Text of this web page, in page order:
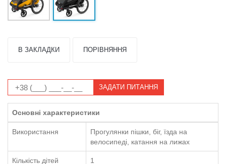
В ЗАКЛАДКИ ПОРІВНЯННЯ
ЗАДАТИ ПИТАННЯ
Основні характеристики
Використання
Прогулянки пішки, біг, їзда на
велосипеді, катання на лижах
Кількість дітей 1